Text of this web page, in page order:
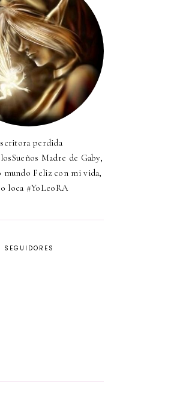
perdida
Madre de Gaby,
mundo Feliz con mi vida,
loca #YoLeoRA
SEGUIDORES